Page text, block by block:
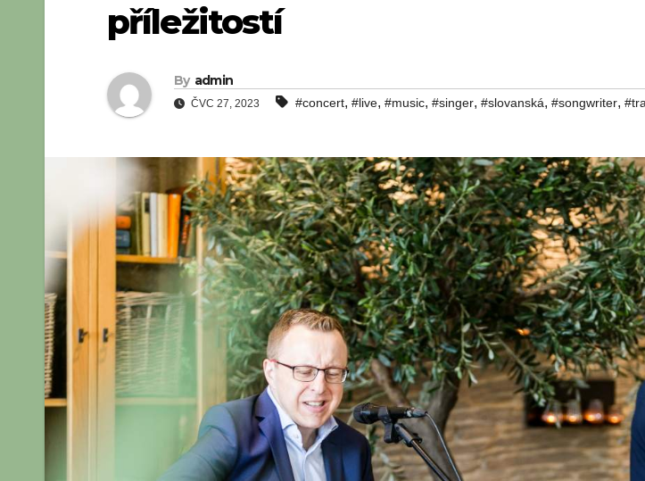
příležitostí
By admin
ČVC 27, 2023 #concert, #live, #music, #singer, #slovanská, #songwriter,